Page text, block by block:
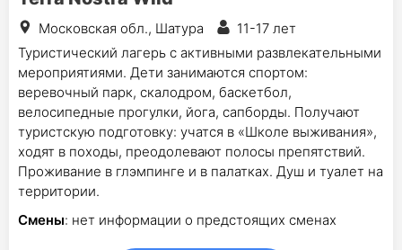
Московская обл., Шатура
11-17 лет
Туристический лагерь с активными развлекательными
мероприятиями. Дети занимаются спортом:
веревочный парк, скалодром, баскетбол,
велосипедные прогулки, йога, сапборды. Получают
туристскую подготовку: учатся в «Школе выживания»,
ходят в походы, преодолевают полосы препятствий.
Проживание в глэмпинге и в палатках. Душ и туалет на
территории.
Смены: нет информации о предстоящих сменах